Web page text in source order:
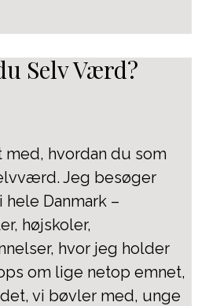
Selv Værd?
hvordan du som
Jeg besøger
Danmark –
højskoler,
hvor jeg holder
om lige netop emnet,
vi bøvler med, unge